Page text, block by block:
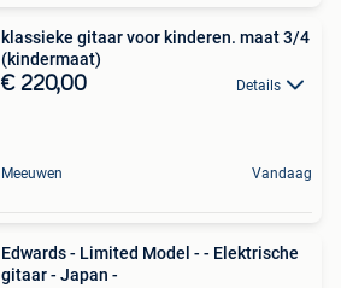
klassieke gitaar voor kinderen. maat 3/4
(kindermaat)
€ 220,00 Details
Meeuwen Vandaag
Edwards - Limited Model - - Elektrische
gitaar - Japan -